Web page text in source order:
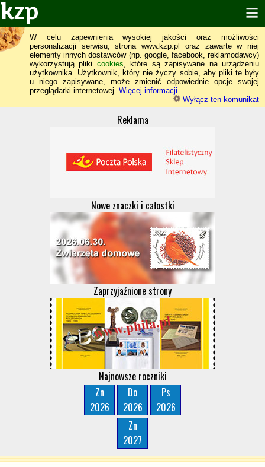
W celu zapewnienia wysokiej jakości oraz możliwości
personalizacji serwisu, strona www.kzp.pl oraz zawarte w niej
elementy innych dostawców (np. google, facebook, reklamodawcy)
wykorzystują pliki cookies, które są zapisywane na urządzeniu
użytkownika. Użytkownik, który nie życzy sobie, aby pliki te były
u niego zapisywane, może zmienić odpowiednie opcje swojej
przeglądarki internetowej. Więcej informacji...
Wyłącz ten komunikat
Reklama
Nowe znaczki i całostki
Zaprzyjaźnione strony
Najnowsze roczniki
Zn
2026
Do
2026
Ps
2026
Zn
2027